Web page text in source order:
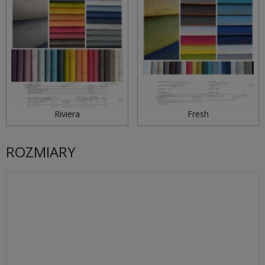
Riviera Fresh
ROZMIARY